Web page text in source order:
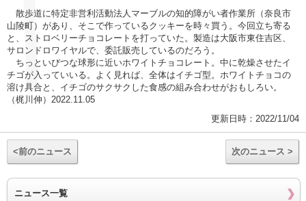
散歩道に特定非営利活動法人マーブルの知的障がい者作業所（奈良市
山陵町）があり、そこで作っているクッキーを時々買う。今回立ち寄る
と、ストロベリーチョコレートを打っていた。製造は大阪市東住吉区、
サロンドロワイヤルで、委託販売しているのだろう。
ちっといびつな球形に近いホワイトチョコレート。中に乾燥させたイ
チゴが入っていいる。よく見れば、全体はイチゴ型。ホワイトチョコの
溶け具合と、イチゴのサクサクした食感の組み合わせがおもしろい。
（梶川伸）2022.11.05
更新日時：2022/11/04
<前のニュース 次のニュース >
ニュース一覧